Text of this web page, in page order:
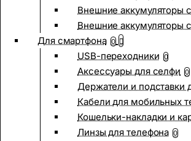
Внешние аккумуляторы
Внешние аккумуляторы
Для смартфона 0
USB-переходники 0
Аксессуары для селфи 0
Держатели и подставки
Кабели для мобильных
Кошельки-накладки и
Линзы для телефона 0